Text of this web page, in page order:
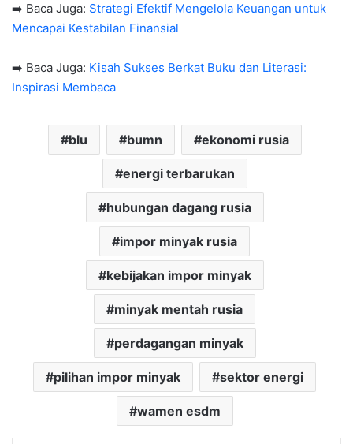
➡️ Baca Juga: Strategi Efektif Mengelola Keuangan untuk
Mencapai Kestabilan Finansial
➡️ Baca Juga: Kisah Sukses Berkat Buku dan Literasi:
Inspirasi Membaca
blu bumn ekonomi rusia
energi terbarukan
hubungan dagang rusia
impor minyak rusia
kebijakan impor minyak
minyak mentah rusia
perdagangan minyak
pilihan impor minyak sektor energi
wamen esdm